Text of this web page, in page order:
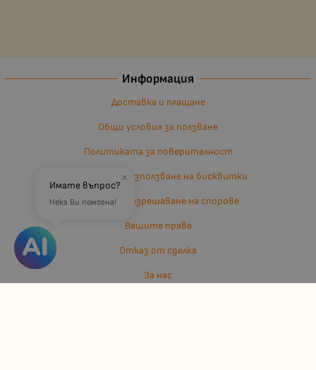
Информация
Доставка и плащане
Общи условия за ползване
Политиката за поверителност
Политика за използване на бисквитки
Въпроси и разрешаване на спорове
Вашите права
Отказ от сделка
За нас
×
Имате въпрос?
Нека Ви помогна!